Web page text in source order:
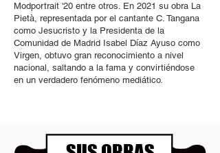
Modportrait '20 entre otros. En 2021 su obra La
Pietà, representada por el cantante C. Tangana
como Jesucristo y la Presidenta de la
Comunidad de Madrid Isabel Díaz Ayuso como
Virgen, obtuvo gran reconocimiento a nivel
nacional, saltando a la fama y convirtiéndose
en un verdadero fenómeno mediático.